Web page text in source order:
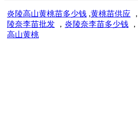
炎陵高山黄桃苗多少钱 ,黄桃苗供应 ，
陵奈李苗批发 ， 炎陵奈李苗多少钱 ，
高山黄桃